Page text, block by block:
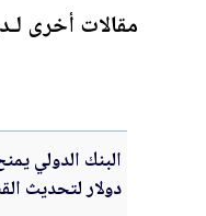
مقالات أخرى
دولار لتحديث